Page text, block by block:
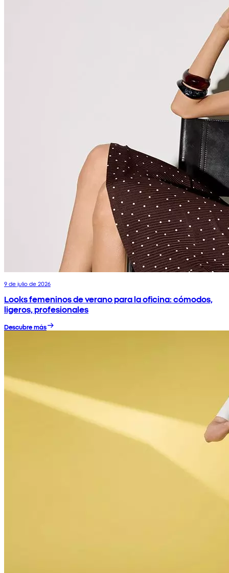
9 de julio de 2026
Looks femeninos de verano para la oficina: cómodos,
ligeros, profesionales
Descubre más